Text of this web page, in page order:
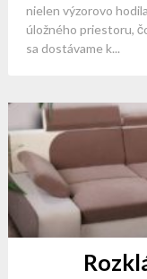
nielen výzorovo
úložného priestoru,
sa dostávame k...